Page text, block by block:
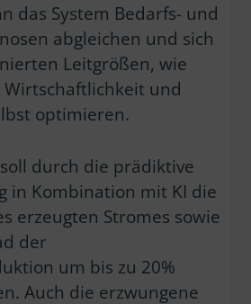
das System Bedarfs- und
abgleichen und sich
Leitgrößen, wie
Wirtschaftlichkeit und
optimieren.
durch die prädiktive
in Kombination mit KI die
erzeugten Stromes sowie
der
um bis zu 20%
Auch die erzwungene